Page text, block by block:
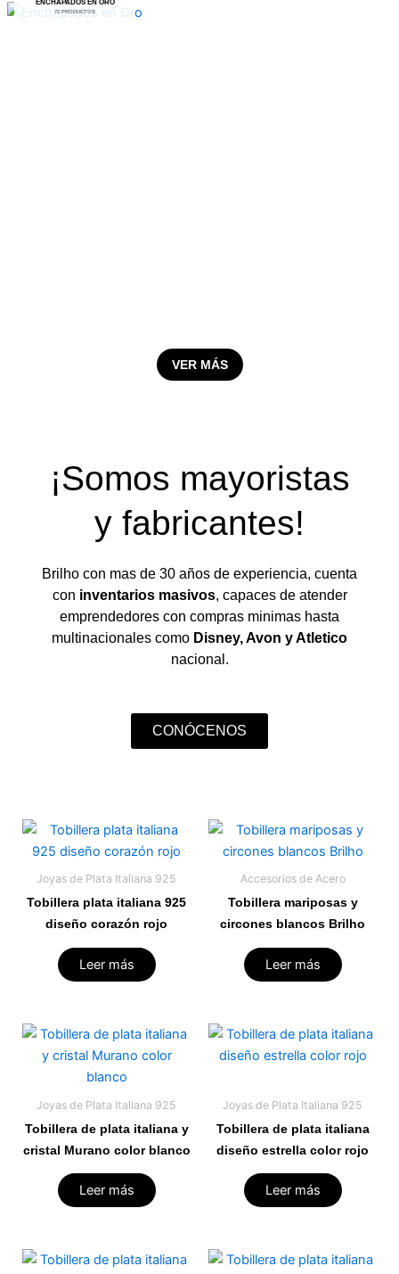
ENCHAPADOS EN ORO
72 PRODUCTOS
VER MÁS
¡Somos mayoristas
y fabricantes!
Brilho con mas de 30 años de experiencia, cuenta
con inventarios masivos, capaces de atender
emprendedores con compras minimas hasta
multinacionales como Disney, Avon y Atletico
nacional.
CONÓCENOS
Joyas de Plata Italiana 925
Tobillera plata italiana 925
diseño corazón rojo
Leer más
Accesorios de Acero
Tobillera mariposas y
circones blancos Brilho
Leer más
Joyas de Plata Italiana 925
Tobillera de plata italiana y
cristal Murano color blanco
Leer más
Joyas de Plata Italiana 925
Tobillera de plata italiana
diseño estrella color rojo
Leer más